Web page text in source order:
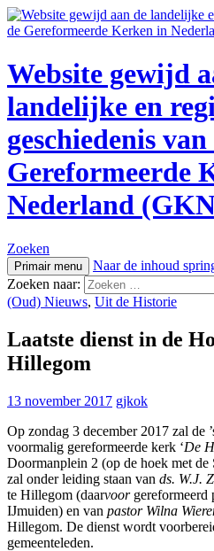
Website gewijd
landelijke en
geschiedenis van
Gereformeerde
Nederland
Zoeken
Primair menu
Naar de inhoud
Zoeken naar:
(Oud) Nieuws, Uit de Historie
Laatste dienst in de
Hillegom
13 november 2017 gjkok
Op zondag 3 december 2017 zal de
voormalig gereformeerde kerk ‘De
Doormanplein 2 (op de hoek met
zal onder leiding staan van ds. W.J.
te Hillegom (daarvoorgereformeerd
IJmuiden) en van pastor Wilna
Hillegom. De dienst wordt
gemeenteleden.